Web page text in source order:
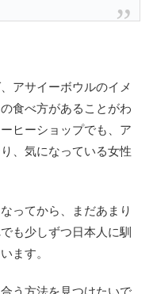
アサイーボウルのイメ
食べ方があることがわ
ヒーショップでも、ア
、気になっている女性
ってから、まだあまり
も少しずつ日本人に馴
ます。